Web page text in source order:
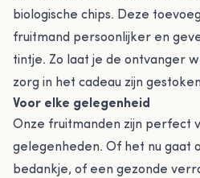
biologische chips. Deze
fruitmand persoonlijker en
tintje. Zo laat je de ontvanger
zorg in het cadeau zijn
Voor elke gelegenheid
Onze fruitmanden zijn perfect
gelegenheden. Of het nu gaat
bedankje, of een gezonde